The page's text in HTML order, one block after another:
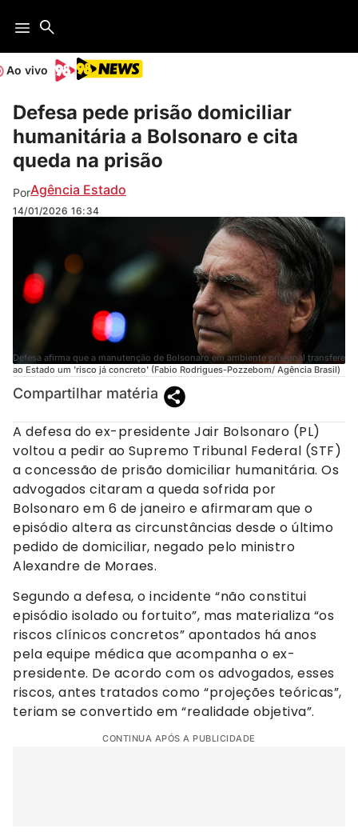
Ao vivo
Defesa pede prisão domiciliar
humanitária a Bolsonaro e cita
queda na prisão
PorAgência Estado
14/01/2026 16:34
Defesa afirma que a manutenção de Bolsonaro em ambiente prisional transfere
ao Estado um 'risco já concreto' (Fabio Rodrigues-Pozzebom/ Agência Brasil)
Compartilhar matéria
A defesa do ex-presidente Jair Bolsonaro (PL)
voltou a pedir ao Supremo Tribunal Federal (STF)
a concessão de prisão domiciliar humanitária. Os
advogados citaram a queda sofrida por
Bolsonaro em 6 de janeiro e afirmaram que o
episódio altera as circunstâncias desde o último
pedido de domiciliar, negado pelo ministro
Alexandre de Moraes.
Segundo a defesa, o incidente “não constitui
episódio isolado ou fortuito”, mas materializa “os
riscos clínicos concretos” apontados há anos
pela equipe médica que acompanha o ex-
presidente. De acordo com os advogados, esses
riscos, antes tratados como “projeções teóricas”,
teriam se convertido em “realidade objetiva”.
CONTINUA APÓS A PUBLICIDADE